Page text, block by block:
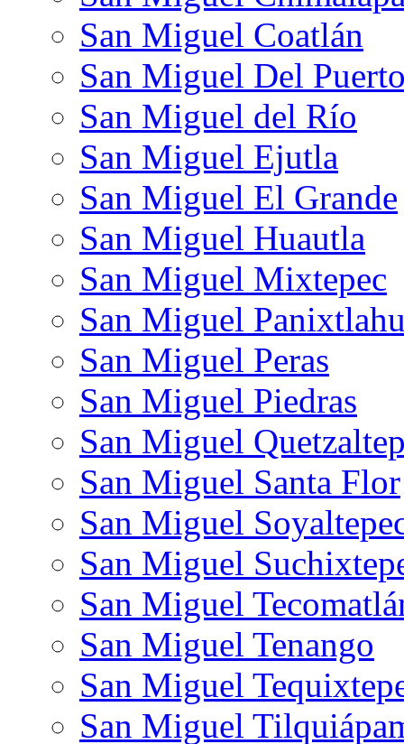
San Miguel Coatlán
San Miguel Del
San Miguel del Río
San Miguel Ejutla
San Miguel El Grande
San Miguel Huautla
San Miguel Mixtepec
San Miguel
San Miguel Peras
San Miguel Piedras
San Miguel
San Miguel Santa Flor
San Miguel
San Miguel
San Miguel
San Miguel Tenango
San Miguel
San Miguel